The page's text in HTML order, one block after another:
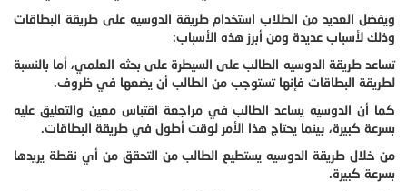
ويفضل العديد من الطلاب استخدام طريقة الدوسيه على طريقة البطاقات
وذلك لأسباب عديدة ومن أبرز هذه الأسباب:
تساعد طريقة الدوسيه الطالب على السيطرة على بحثه العلمي، أما بالنسبة
لطريقة البطاقات فإنها تستوجب من الطالب أن يضعها في ظروف.
كما أن الدوسيه يساعد الطالب في مراجعة اقتباس معين والتعليق عليه
بسرعة كبيرة، بينما يحتاج هذا الأمر لوقت أطول في طريقة البطاقات.
من خلال طريقة الدوسيه يستطيع الطالب من التحقق من أي نقطة يريدها
بسرعة كبيرة.